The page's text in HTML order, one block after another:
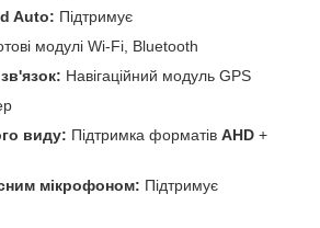
Auto: Підтримує
модулі Wi-Fi, Bluetooth
Навігаційний модуль GPS
виду: Підтримка форматів AHD +
мікрофоном: Підтримує